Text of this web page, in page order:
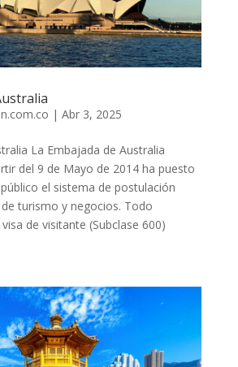
| Abr 3, 2025
La Embajada de Australia
del 9 de Mayo de 2014 ha puesto
el sistema de postulación
turismo y negocios. Todo
de visitante (Subclase 600)